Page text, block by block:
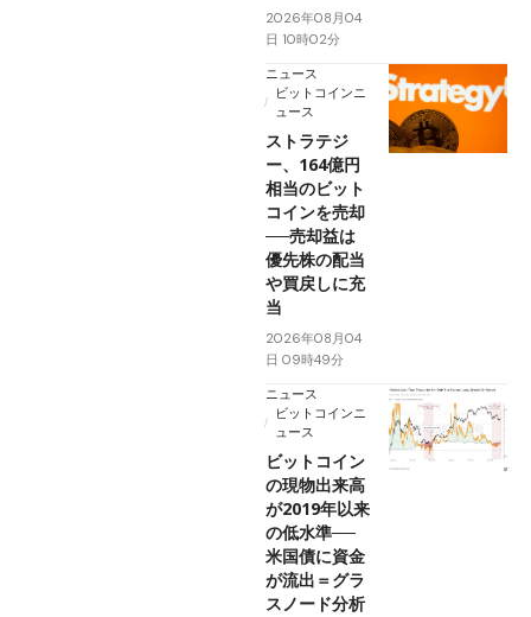
2026年08月04
日 10時02分
ニュース
ビットコインニ
ュース
ストラテジ
ー、164億円
相当のビット
コインを売却
──売却益は
優先株の配当
や買戻しに充
当
2026年08月04
日 09時49分
ニュース
ビットコインニ
ュース
ビットコイン
の現物出来高
が2019年以来
の低水準──
米国債に資金
が流出＝グラ
スノード分析